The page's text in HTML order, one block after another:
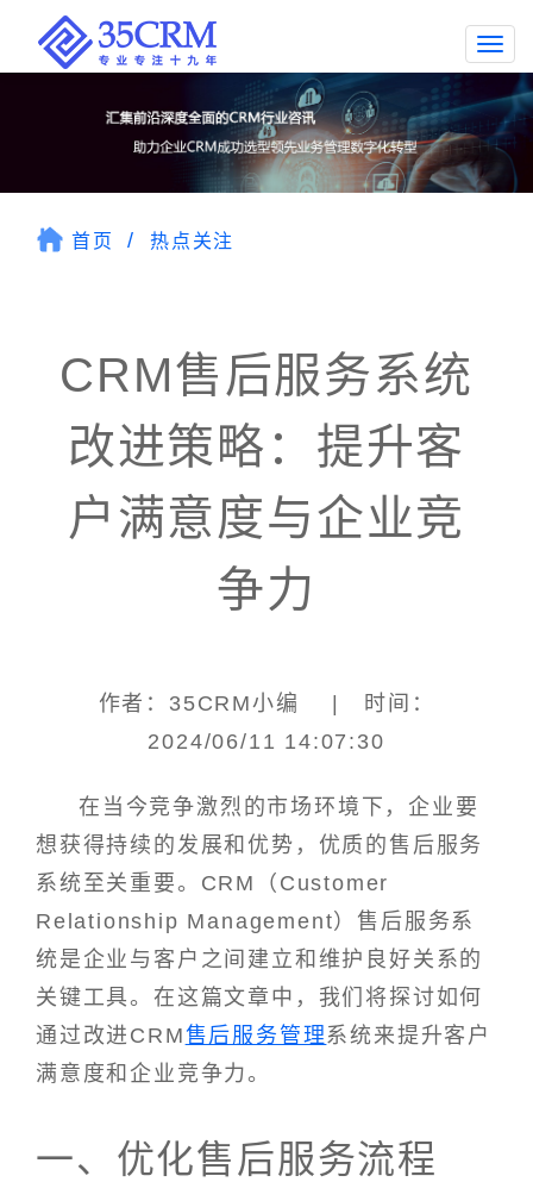
首页 热点关注
CRM售后服务系统
改进策略：提升客
户满意度与企业竞
争力
作者：35CRM小编 | 时间：
2024/06/11 14:07:30
在当今竞争激烈的市场环境下，企业要
想获得持续的发展和优势，优质的售后服务
系统至关重要。CRM（Customer
Relationship Management）售后服务系
统是企业与客户之间建立和维护良好关系的
关键工具。在这篇文章中，我们将探讨如何
通过改进CRM售后服务管理 系统来提升客户
满意度和企业竞争力。
一、优化售后服务流程